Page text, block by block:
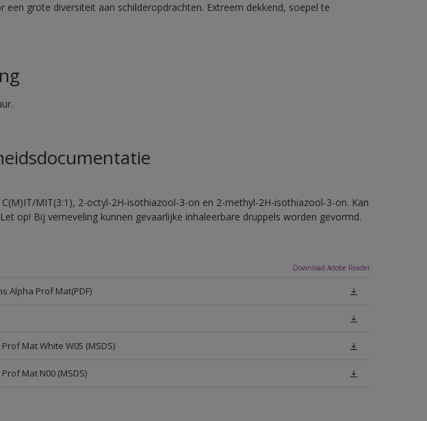
een grote diversiteit aan schilderopdrachten. Extreem dekkend, soepel te
MIT(3:1), 2-octyl-2H-isothiazool-3-on en 2-methyl-2H-isothiazool-3-on. Kan
op! Bij verneveling kunnen gevaarlijke inhaleerbare druppels worden gevormd.
Download Adobe Reader
Alpha Prof Mat(PDF)
Mat White W05 (MSDS)
Mat N00 (MSDS)